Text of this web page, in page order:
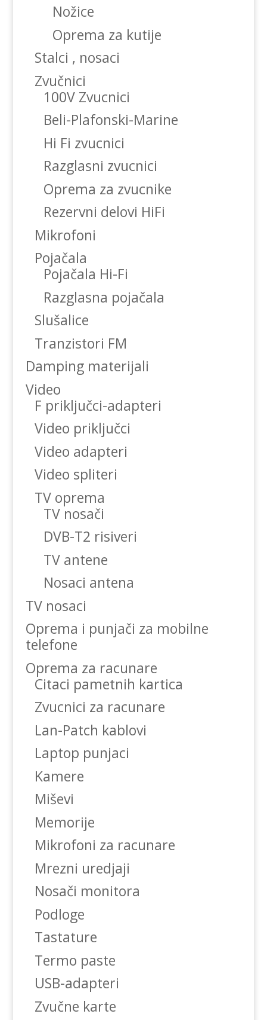
Nožice
Oprema za kutije
Stalci , nosaci
Zvučnici
100V Zvucnici
Beli-Plafonski-Marine
Hi Fi zvucnici
Razglasni zvucnici
Oprema za zvucnike
Rezervni delovi HiFi
Mikrofoni
Pojačala
Pojačala Hi-Fi
Razglasna pojačala
Slušalice
Tranzistori FM
Damping materijali
Video
F priključci-adapteri
Video priključci
Video adapteri
Video spliteri
TV oprema
TV nosači
DVB-T2 risiveri
TV antene
Nosaci antena
TV nosaci
Oprema i punjači za mobilne
telefone
Oprema za racunare
Citaci pametnih kartica
Zvucnici za racunare
Lan-Patch kablovi
Laptop punjaci
Kamere
Miševi
Memorije
Mikrofoni za racunare
Mrezni uredjaji
Nosači monitora
Podloge
Tastature
Termo paste
USB-adapteri
Zvučne karte